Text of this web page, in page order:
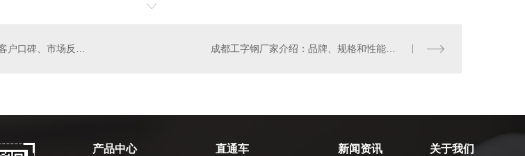
成都工字钢厂家评测：客户口碑、市场反馈和用户体验！ 成都工字钢厂家介绍：品牌、规格和性能如何？
产品中心 直通车 新闻资讯 关于我们